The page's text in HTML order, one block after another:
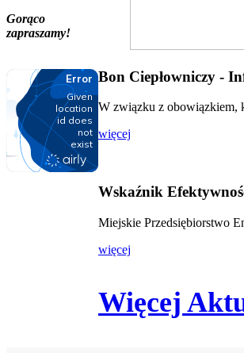
Gorąco
zapraszamy!
Bon Ciepłowniczy -
W związku z obowiązkiem,
więcej
Wskaźnik
Miejskie Przedsiębiorstwo
więcej
Więcej